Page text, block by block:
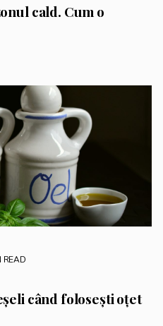
cald. Cum o
READ
când folosești oțet